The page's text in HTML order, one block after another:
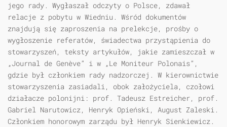
jego rady. Wygłaszał odczyty o Polsce, zdawał
relacje z pobytu w Wiedniu. Wśród dokumentów
znajdują się zaproszenia na prelekcje, prośby o
wygłoszenie referatów, świadectwa przystąpienia do
stowarzyszeń, teksty artykułów, jakie zamieszczał w
„Journal de Genève” i w „Le Moniteur Polonais”,
gdzie był członkiem rady nadzorczej. W kierownictwie
stowarzyszenia zasiadali, obok założyciela, czołowi
działacze polonijni: prof. Tadeusz Estreicher, prof.
Gabriel Narutowicz, Henryk Opieński, August Zaleski.
Członkiem honorowym zarządu był Henryk Sienkiewicz.